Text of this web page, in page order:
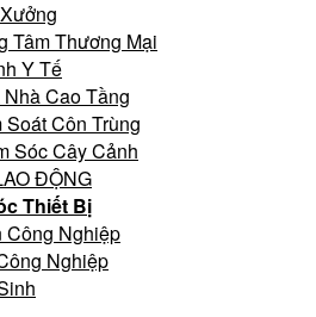
Tâm Thương Mại
Y Tế
Cao Tầng
Côn Trùng
Sóc Cây Cảnh
ĐỘNG
Thiết Bị
Công Nghiệp
Nghiệp